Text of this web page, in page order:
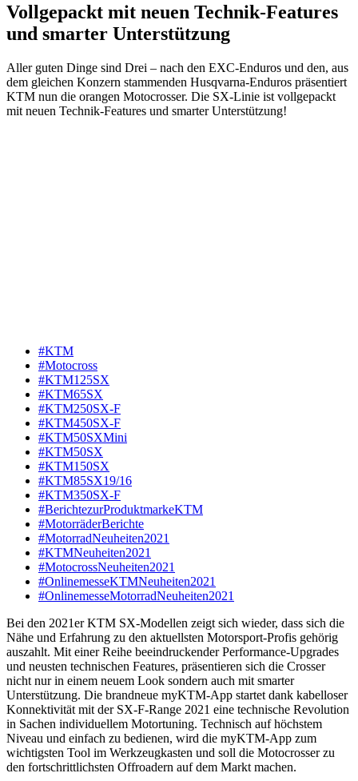
Vollgepackt mit neuen Technik-Features
und smarter Unterstützung
Aller guten Dinge sind Drei – nach den EXC-Enduros und den, aus
dem gleichen Konzern stammenden Husqvarna-Enduros präsentiert
KTM nun die orangen Motocrosser. Die SX-Linie ist vollgepackt
mit neuen Technik-Features und smarter Unterstützung!
#KTM
#Motocross
#KTM125SX
#KTM65SX
#KTM250SX-F
#KTM450SX-F
#KTM50SXMini
#KTM50SX
#KTM150SX
#KTM85SX19/16
#KTM350SX-F
#BerichtezurProduktmarkeKTM
#MotorräderBerichte
#MotorradNeuheiten2021
#KTMNeuheiten2021
#MotocrossNeuheiten2021
#OnlinemesseKTMNeuheiten2021
#OnlinemesseMotorradNeuheiten2021
Bei den 2021er KTM SX-Modellen zeigt sich wieder, dass sich die
Nähe und Erfahrung zu den aktuellsten Motorsport-Profis gehörig
auszahlt. Mit einer Reihe beeindruckender Performance-Upgrades
und neusten technischen Features, präsentieren sich die Crosser
nicht nur in einem neuem Look sondern auch mit smarter
Unterstützung. Die brandneue myKTM-App startet dank kabelloser
Konnektivität mit der SX-F-Range 2021 eine technische Revolution
in Sachen individuellem Motortuning. Technisch auf höchstem
Niveau und einfach zu bedienen, wird die myKTM-App zum
wichtigsten Tool im Werkzeugkasten und soll die Motocrosser zu
den fortschrittlichsten Offroadern auf dem Markt machen.